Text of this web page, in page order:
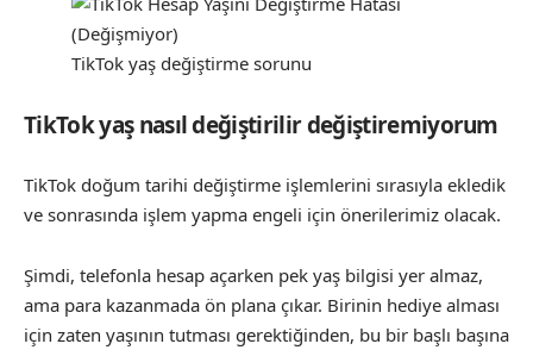
TikTok yaş değiştirme sorunu
TikTok yaş nasıl değiştirilir değiştiremiyorum
TikTok doğum tarihi değiştirme işlemlerini sırasıyla ekledik
ve sonrasında işlem yapma engeli için önerilerimiz olacak.
Şimdi, telefonla hesap açarken pek yaş bilgisi yer almaz,
ama para kazanmada ön plana çıkar. Birinin hediye alması
için zaten yaşının tutması gerektiğinden, bu bir başlı başına